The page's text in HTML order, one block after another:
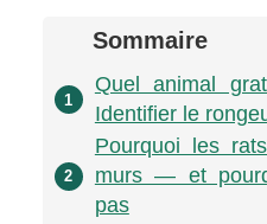
Sommaire
1
Quel animal
Identifier le
2
Pourquoi les
murs — et
pas